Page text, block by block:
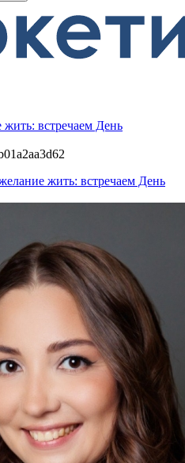
встречаем День
жить: встречаем День